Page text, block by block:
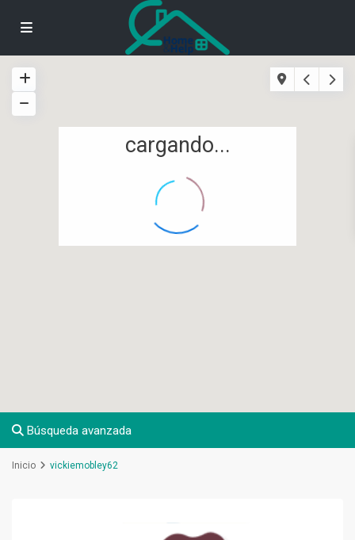
cargando...
Búsqueda avanzada
Inicio vickiemobley62